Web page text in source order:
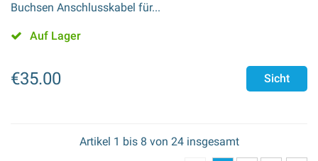
Buchsen Anschlusskabel für...
Auf Lager
€35.00 Sicht
Artikel 1 bis 8 von 24insgesamt